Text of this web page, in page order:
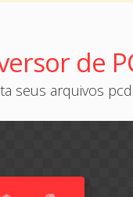
de
seus arquivos